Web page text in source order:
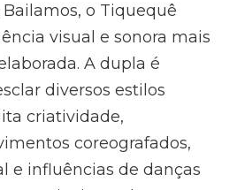
Bailamos, o Tiquequê
visual e sonora mais
A dupla é
diversos estilos
criatividade,
coreografados,
e influências de danças